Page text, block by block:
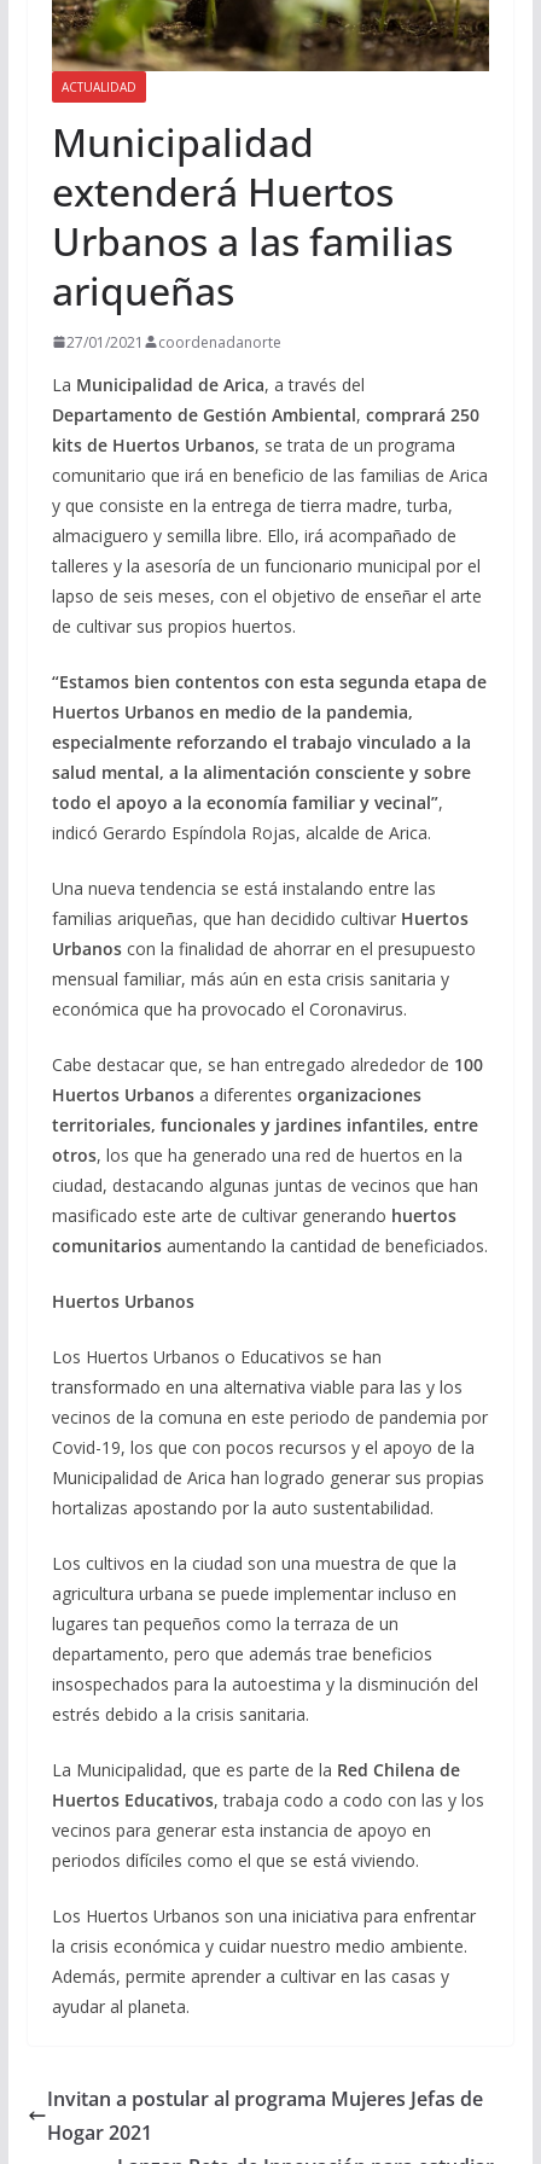
ACTUALIDAD
Municipalidad
extenderá Huertos
Urbanos a las familias
ariqueñas
27/01/2021 coordenadanorte
La Municipalidad de Arica, a través del
Departamento de Gestión Ambiental, comprará 250
kits de Huertos Urbanos, se trata de un programa
comunitario que irá en beneficio de las familias de Arica
y que consiste en la entrega de tierra madre, turba,
almaciguero y semilla libre. Ello, irá acompañado de
talleres y la asesoría de un funcionario municipal por el
lapso de seis meses, con el objetivo de enseñar el arte
de cultivar sus propios huertos.
“Estamos bien contentos con esta segunda etapa de
Huertos Urbanos en medio de la pandemia,
especialmente reforzando el trabajo vinculado a la
salud mental, a la alimentación consciente y sobre
todo el apoyo a la economía familiar y vecinal”,
indicó Gerardo Espíndola Rojas, alcalde de Arica.
Una nueva tendencia se está instalando entre las
familias ariqueñas, que han decidido cultivar Huertos
Urbanoscon la finalidad de ahorrar en el presupuesto
mensual familiar, más aún en esta crisis sanitaria y
económica que ha provocado el Coronavirus.
Cabe destacar que, se han entregado alrededor de 100
Huertos Urbanosa diferentes organizaciones
territoriales, funcionales y jardines infantiles, entre
otros, los que ha generado una red de huertos en la
ciudad, destacando algunas juntas de vecinos que han
masificado este arte de cultivar generando huertos
comunitariosaumentando la cantidad de beneficiados.
Huertos Urbanos
Los Huertos Urbanos o Educativos se han
transformado en una alternativa viable para las y los
vecinos de la comuna en este periodo de pandemia por
Covid-19, los que con pocos recursos y el apoyo de la
Municipalidad de Arica han logrado generar sus propias
hortalizas apostando por la auto sustentabilidad.
Los cultivos en la ciudad son una muestra de que la
agricultura urbana se puede implementar incluso en
lugares tan pequeños como la terraza de un
departamento, pero que además trae beneficios
insospechados para la autoestima y la disminución del
estrés debido a la crisis sanitaria.
La Municipalidad, que es parte de la Red Chilena de
Huertos Educativos, trabaja codo a codo con las y los
vecinos para generar esta instancia de apoyo en
periodos difíciles como el que se está viviendo.
Los Huertos Urbanos son una iniciativa para enfrentar
la crisis económica y cuidar nuestro medio ambiente.
Además, permite aprender a cultivar en las casas y
ayudar al planeta.
Invitan a postular al programa Mujeres Jefas de
Hogar 2021